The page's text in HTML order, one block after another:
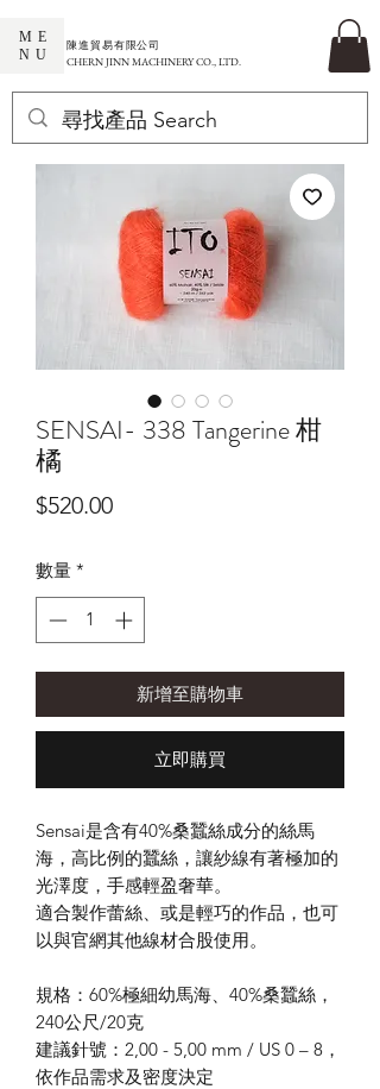
ME
NU
​陳進貿易有限公司
CHERN JINN MACHINERY CO., LTD.
SENSAI- 338 Tangerine 柑
橘
$520.00價
數量 *
新增至購物車
立即購買
Sensai是含有40%桑蠶絲成分的絲馬
海，高比例的蠶絲，讓紗線有著極加的
光澤度，手感輕盈奢華。
適合製作蕾絲、或是輕巧的作品，也可
以與官網其他線材合股使用。
規格： 60%極細幼馬海、 40%桑蠶絲，
240公尺 /20克
建議針號： 2,00 - 5,00 mm / US 0 – 8 ，
依作品需求及密度決定